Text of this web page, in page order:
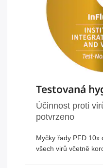
Testovaná
Účinnost proti
potvrzeno
Myčky řady PFD
všech virů včetně